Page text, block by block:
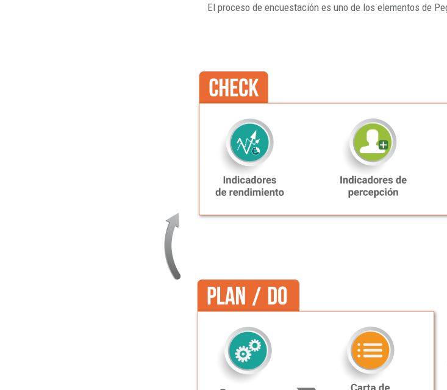
El proceso de encuestación es uno de los elementos de